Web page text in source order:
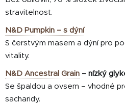
stravitelnost.
N&D Pumpkin – s dýní
S čerstvým masem a dýní pro
vitality.
N&D Ancestral Grain – nízký
Se špaldou a ovsem – vhodné
sacharidy.